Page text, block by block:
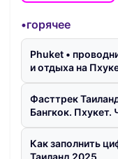
•горячее
Phuket •
и отдыха на
Фасттрек
Бангкок. Пхукет.
Как заполнить